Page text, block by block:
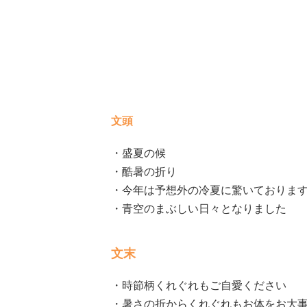
文頭
・盛夏の候
・酷暑の折り
・今年は予想外の冷夏に驚いておりま
・青空のまぶしい日々となりました
文末
・時節柄くれぐれもご自愛ください
・暑さの折からくれぐれもお体をお大